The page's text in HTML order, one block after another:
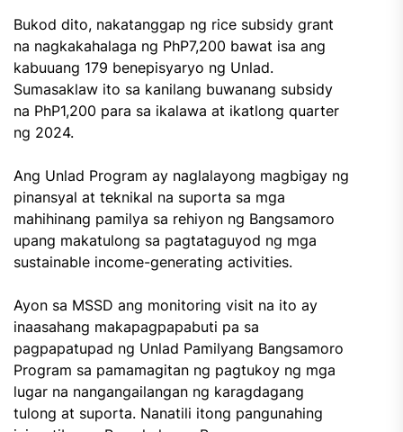
Bukod dito, nakatanggap ng rice subsidy grant
na nagkakahalaga ng PhP7,200 bawat isa ang
kabuuang 179 benepisyaryo ng Unlad.
Sumasaklaw ito sa kanilang buwanang subsidy
na PhP1,200 para sa ikalawa at ikatlong quarter
ng 2024.
Ang Unlad Program ay naglalayong magbigay ng
pinansyal at teknikal na suporta sa mga
mahihinang pamilya sa rehiyon ng Bangsamoro
upang makatulong sa pagtataguyod ng mga
sustainable income-generating activities.
Ayon sa MSSD ang monitoring visit na ito ay
inaasahang makapagpapabuti pa sa
pagpapatupad ng Unlad Pamilyang Bangsamoro
Program sa pamamagitan ng pagtukoy ng mga
lugar na nangangailangan ng karagdagang
tulong at suporta. Nanatili itong pangunahing